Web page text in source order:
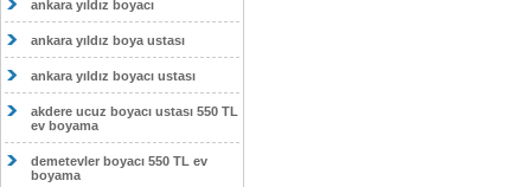
ankara yıldız boyacı
ankara yıldız boya ustası
ankara yıldız boyacı ustası
akdere ucuz boyacı ustası 550 TL
ev boyama
demetevler boyacı 550 TL ev
boyama